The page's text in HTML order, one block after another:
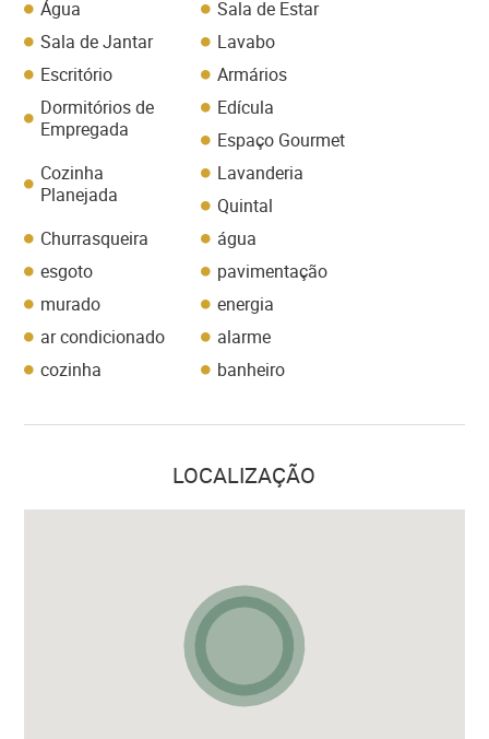
Água
Sala de Estar
Sala de Jantar
Lavabo
Escritório
Armários
Dormitórios de
Empregada
Edícula
Espaço Gourmet
Cozinha
Planejada
Lavanderia
Quintal
Churrasqueira
água
esgoto
pavimentação
murado
energia
ar condicionado
alarme
cozinha
banheiro
LOCALIZAÇÃO